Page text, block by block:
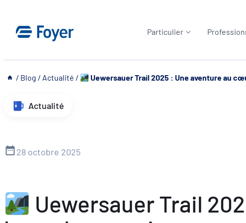
contenu
Particulier
__ / Blog / Actualité / Uewersauer Trail 2025 : Une aventure au
Actualité
28 octobre 2025
Uewersauer Trail